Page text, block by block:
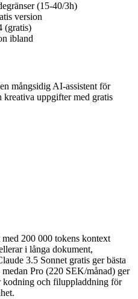
(15-40/3h)
version
(gratis)
ibland
mångsidig AI-assistent för
uppgifter med gratis
200 000 tokens kontext
i långa dokument,
3.5 Sonnet gratis ger bästa
Pro (220 SEK/månad) ger
kodning och filuppladdning för